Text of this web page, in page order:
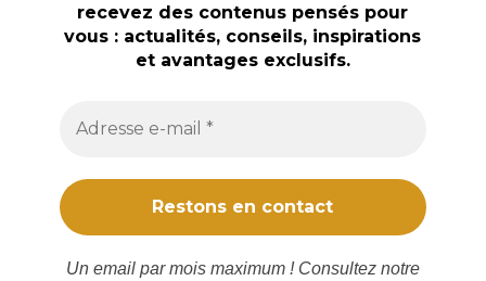
recevez des contenus pensés pour
vous : actualités, conseils, inspirations
et avantages exclusifs.
Un email par mois maximum ! Consultez notre